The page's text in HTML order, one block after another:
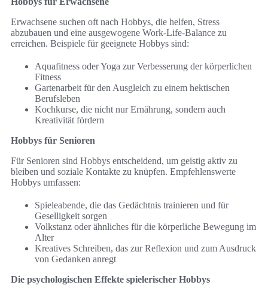
Erwachsene suchen oft nach Hobbys, die helfen, Stress
abzubauen und eine ausgewogene Work-Life-Balance zu
erreichen. Beispiele für geeignete Hobbys sind:
Aquafitness oder Yoga zur Verbesserung der körperlichen
Fitness
Gartenarbeit für den Ausgleich zu einem hektischen
Berufsleben
Kochkurse, die nicht nur Ernährung, sondern auch
Kreativität fördern
Hobbys für Senioren
Für Senioren sind Hobbys entscheidend, um geistig aktiv zu
bleiben und soziale Kontakte zu knüpfen. Empfehlenswerte
Hobbys umfassen:
Spieleabende, die das Gedächtnis trainieren und für
Geselligkeit sorgen
Volkstanz oder ähnliches für die körperliche Bewegung im
Alter
Kreatives Schreiben, das zur Reflexion und zum Ausdruck
von Gedanken anregt
Die psychologischen Effekte spielerischer Hobbys